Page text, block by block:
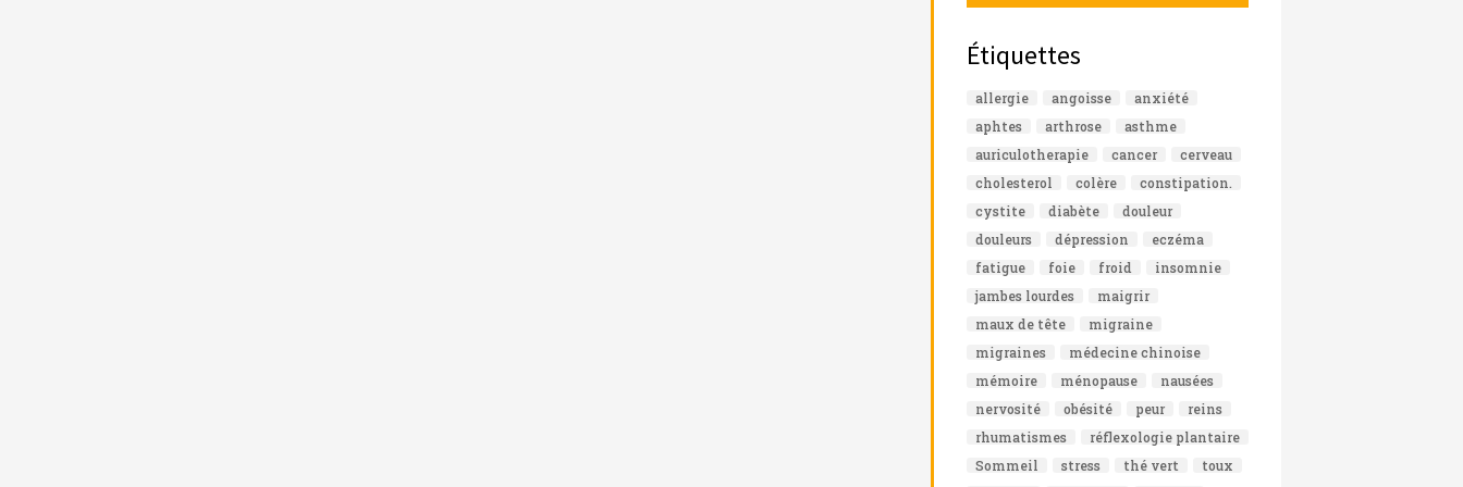
Étiquettes
allergie angoisse
anxiété
aphtes
arthrose
asthme
auriculotherapie
cancer
cerveau
cholesterol
colère
constipation.
cystite
diabète
douleur
douleurs
dépression
eczéma
fatigue
foie froid
insomnie
jambes lourdes
maigrir
maux de tête
migraine
migraines
médecine chinoise
mémoire
ménopause
nausées
nervosité
obésité peur
reins
rhumatismes
réflexologie plantaire
Sommeil
stress thé vert
toux